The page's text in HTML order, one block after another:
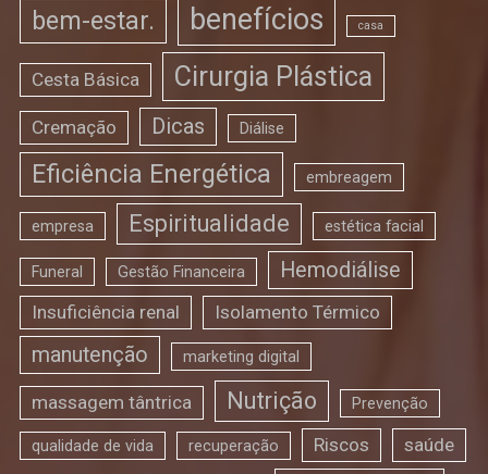
bem-estar. benefícios casa
Cesta Básica Cirurgia Plástica
Cremação Dicas Diálise
Eficiência Energética embreagem
empresa Espiritualidade estética facial
Funeral Gestão Financeira Hemodiálise
Insuficiência renal Isolamento Térmico
manutenção marketing digital
massagem tântrica Nutrição Prevenção
qualidade de vida recuperação Riscos saúde